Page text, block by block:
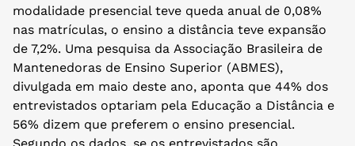
modalidade presencial teve queda anual de 0,08%
nas matrículas, o ensino a distância teve expansão
de 7,2%. Uma pesquisa da Associação Brasileira de
Mantenedoras de Ensino Superior (ABMES),
divulgada em maio deste ano, aponta que 44% dos
entrevistados optariam pela Educação a Distância e
56% dizem que preferem o ensino presencial.